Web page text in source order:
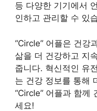
등 다양한 기기에서
인하고 관리할 수 있
“Circle” 어플은 건강
삶을 더 건강하고 지
줍니다. 혁신적인 유
는 건강 정보를 통해
“Circle” 어플과 함께
세요!